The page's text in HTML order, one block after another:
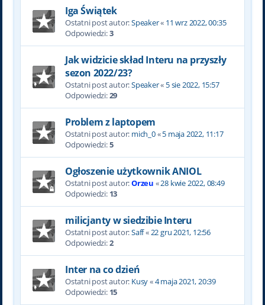
Iga Świątek
Ostatni post autor:Speaker« 11 wrz 2022, 00:35
Odpowiedzi:3
Jak widzicie skład Interu na przyszły
sezon 2022/23?
Ostatni post autor:Speaker« 5 sie 2022, 15:57
Odpowiedzi:29
Problem z laptopem
Ostatni post autor: mich_0«5 maja 2022, 11:17
Odpowiedzi:5
Ogłoszenie użytkownik ANIOL
Ostatni post autor:Orzeu «28 kwie 2022, 08:49
Odpowiedzi: 13
milicjanty w siedzibie Interu
Ostatni post autor:Saff«22 gru 2021, 12:56
Odpowiedzi:2
Inter na co dzień
Ostatni post autor: Kusy«4 maja 2021, 20:39
Odpowiedzi: 15